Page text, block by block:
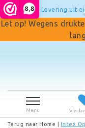
8,8
uit eigen voorraad!
Let op! Wegens
Menu
Terug naar Home
Intex